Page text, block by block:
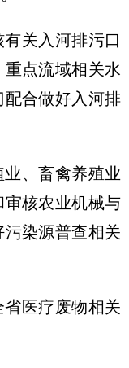
关入河排污口
点流域相关水
合做好入河排
、畜禽养殖业
核农业机械与
染源普查相关
医疗废物相关